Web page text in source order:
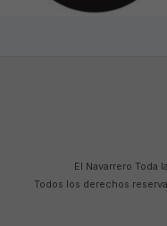
El Navarrero Toda
Todos los derechos